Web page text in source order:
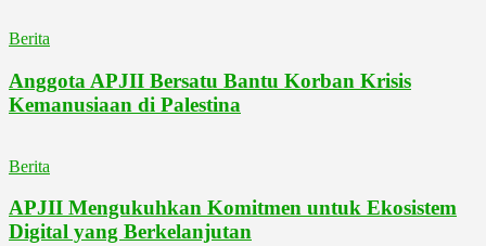
Berita
Anggota APJII Bersatu Bantu Korban Krisis
Kemanusiaan di Palestina
Berita
APJII Mengukuhkan Komitmen untuk Ekosistem
Digital yang Berkelanjutan